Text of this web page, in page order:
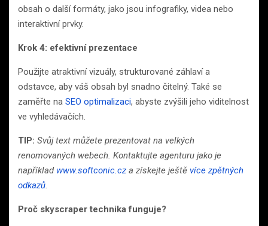
obsah o další formáty, jako jsou infografiky, videa nebo
interaktivní prvky.
Krok 4: efektivní prezentace
Použijte atraktivní vizuály, strukturované záhlaví a
odstavce, aby váš obsah byl snadno čitelný. Také se
zaměřte na SEO optimalizaci, abyste zvýšili jeho viditelnost
ve vyhledávačích.
TIP: Svůj text můžete prezentovat na velkých
renomovaných webech. Kontaktujte agenturu jako je
například www.softconic.cz a získejte ještě více zpětných
odkazů.
Proč skyscraper technika funguje?